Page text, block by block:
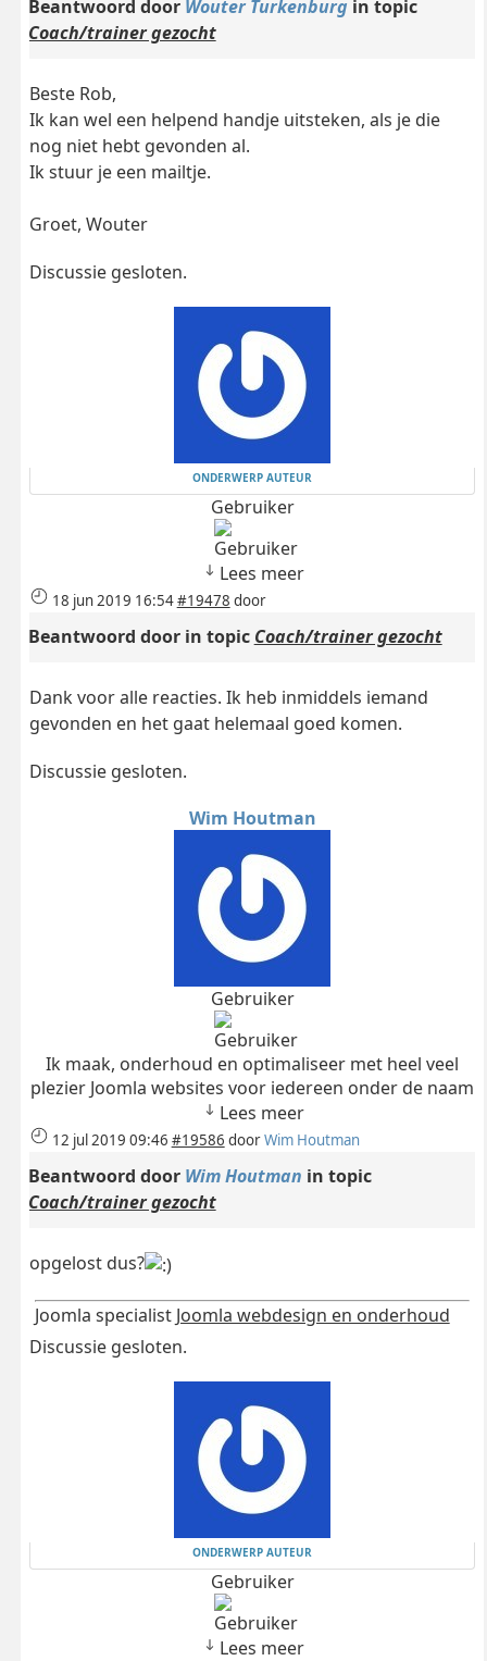
Beantwoord door Wouter Turkenburg in topic
Coach/trainer gezocht
Beste Rob,
Ik kan wel een helpend handje uitsteken, als je die
nog niet hebt gevonden al.
Ik stuur je een mailtje.
Groet, Wouter
Discussie gesloten.
ONDERWERP AUTEUR
Gebruiker
Lees meer
18 jun 2019 16:54#19478 door
Beantwoord door in topic Coach/trainer gezocht
Dank voor alle reacties. Ik heb inmiddels iemand
gevonden en het gaat helemaal goed komen.
Discussie gesloten.
Wim Houtman
Gebruiker
Ik maak, onderhoud en optimaliseer met heel veel
plezier Joomla websites voor iedereen onder de naam
Lees meer
12 jul 2019 09:46 #19586 doorWim Houtman
Beantwoord door Wim Houtman in topic
Coach/trainer gezocht
opgelost dus?
Joomla specialist Joomla webdesign en onderhoud
Discussie gesloten.
ONDERWERP AUTEUR
Gebruiker
Lees meer